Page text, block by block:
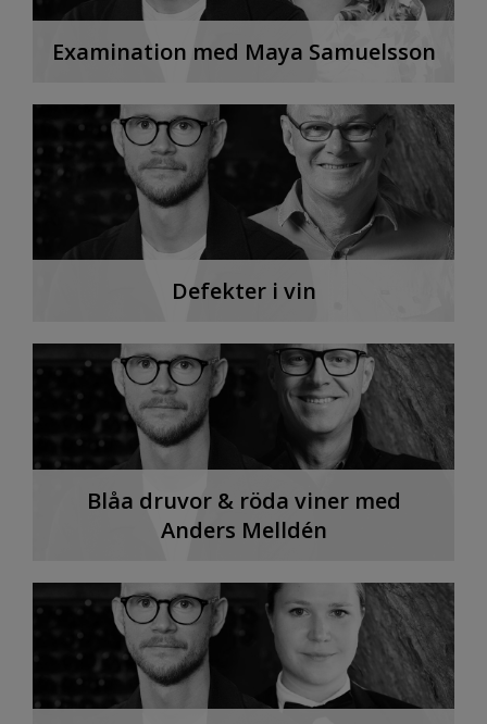
Examination med Maya Samuelsson
Defekter i vin
Blåa druvor & röda viner med
Anders Melldén